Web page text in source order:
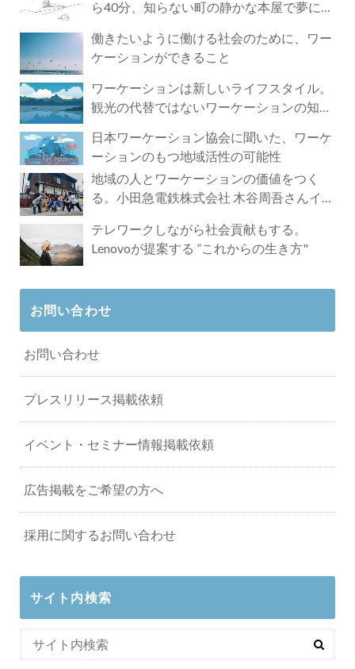
ら40分、知らない町の静かな本屋で夢に近
働きたいように働ける社会のために、ワー
ケーションができること
ワーケーションは新しいライフスタイル。
観光の代替ではないワーケーションの知ら
日本ワーケーション協会に聞いた、ワーケ
ーションのもつ地域活性の可能性
地域の人とワーケーションの価値をつく
る。小田急電鉄株式会社 木谷周吾さんイン
テレワークしながら社会貢献もする。
Lenovoが提案する ”これからの生き方"
お問い合わせ
お問い合わせ
プレスリリース掲載依頼
イベント・セミナー情報掲載依頼
広告掲載をご希望の方へ
採用に関するお問い合わせ
サイト内検索